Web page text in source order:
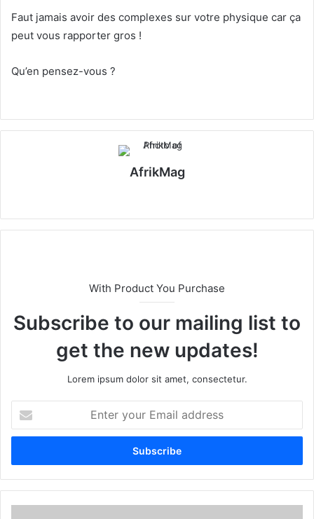
Faut jamais avoir des complexes sur votre physique car ça
peut vous rapporter gros !
Qu’en pensez-vous ?
AfrikMag
With Product You Purchase
Subscribe to our mailing list to
get the new updates!
Lorem ipsum dolor sit amet, consectetur.
t
r
y